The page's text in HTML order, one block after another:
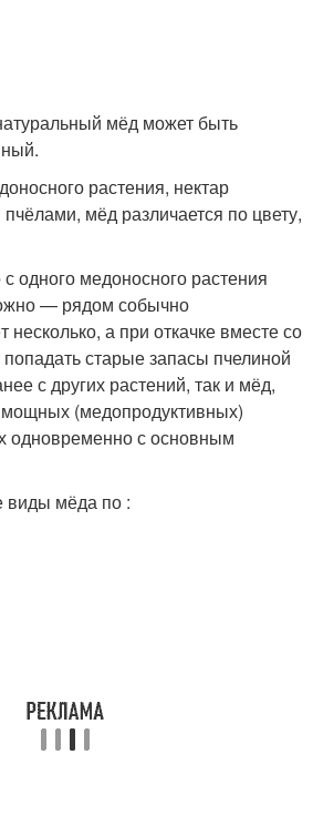
мёд может быть
растения, нектар
мёд различается по цвету,
одного медоносного растения
— рядом собычно
а при откачке вместе со
старые запасы пчелиной
с других растений, так и мёд,
(медопродуктивных)
одновременно с основным
виды мёда по :